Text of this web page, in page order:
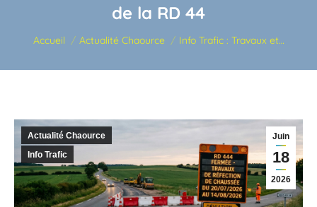
de la RD 44
Vous êtes ici :
Accueil Actualité Chaource Info Trafic : Travaux et…
Juin
18
2026
Actualité Chaource
Info Trafic